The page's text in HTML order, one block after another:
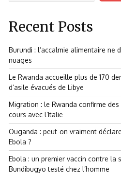
Recent Posts
Burundi : l’accalmie alimentaire ne
nuages
Le Rwanda accueille plus de 170
d’asile évacués de Libye
Migration : le Rwanda confirme des
cours avec l’Italie
Ouganda : peut-on vraiment
Ebola ?
Ebola : un premier vaccin contre la
Bundibugyo testé chez l’homme